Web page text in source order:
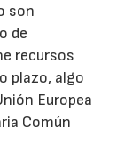
son
de
recursos
plazo, algo
Europea
Común